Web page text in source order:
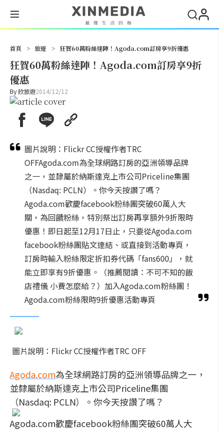
首頁 > 旅遊 > 狂賀60萬粉絲達陣！Agoda.com訂房享9折優惠
狂賀60萬粉絲達陣！Agoda.com訂房享9折
優惠
By欣旅遊2014/12/12
圖片說明：Flickr CC授權作者TRC
OFFAgoda.com為全球網路訂房的亞洲領導品牌
之一，並隸屬於納斯達克上市公司Priceline集團
（Nasdaq: PCLN）。你今天按讚了嗎？
Agoda.com歡慶facebook粉絲團突破60萬人大
關，為回饋粉絲，特別祭出訂房再享額外9折限時
優惠！即日起至12月17日止，只要從Agoda.com
facebook粉絲團貼文連結、或直接到活動專頁，
訂房時輸入粉絲限定折扣券代碼「fans600」，就
能立即享有9折優惠。（推薦閱讀：不可不知的飯
店禮儀 小費怎麼給？）加入Agoda.com粉絲團！
Agoda.com粉絲限時9折優惠活動專頁
圖片說明：Flickr CC授權作者TRC OFF
Agoda.com為全球網路訂房的亞洲領導品牌之一，
並隸屬於納斯達克上市公司Priceline集團
（Nasdaq: PCLN）。你今天按讚了嗎？
Agoda.com歡慶facebook粉絲團突破60萬人大